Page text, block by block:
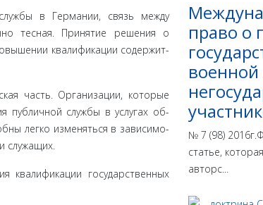
в Германии, связь между
тесная. Принятие решения о
квалификации содержит­
часть. Организации, которые
публичной службы в услугах об­
легко изменяться в зависимо­
служащих.
государствен­ных
право о
№ 7 (98)
статье,
авторс...